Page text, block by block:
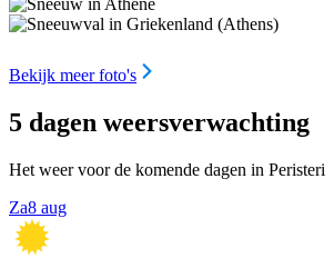
Bekijk meer foto's
5 dagen weersverwachting
Het weer voor de komende dagen in Peristeri
Za8 aug